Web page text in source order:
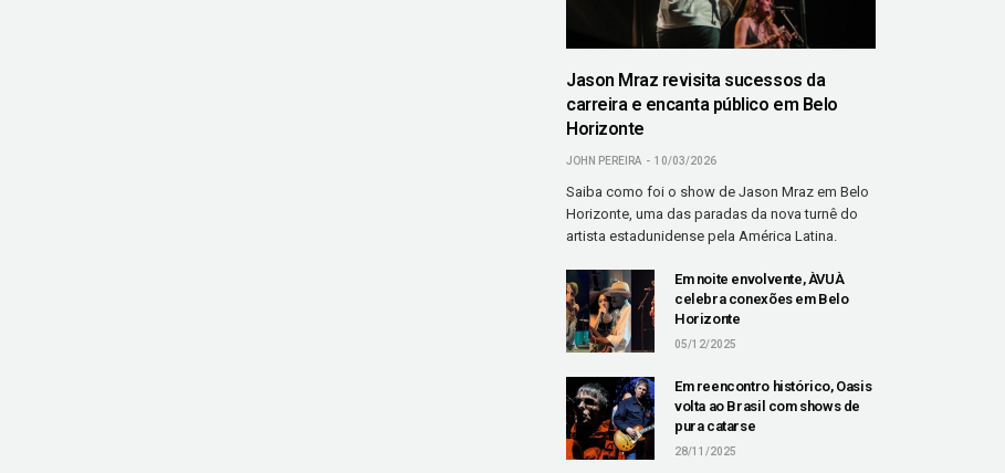
Jason Mraz revisita sucessos da
carreira e encanta público em Belo
Horizonte
JOHN PEREIRA 10/03/2026
Saiba como foi o show de Jason Mraz em Belo
Horizonte, uma das paradas da nova turnê do
artista estadunidense pela América Latina.
Em noite envolvente, ÀVUÀ
celebra conexões em Belo
Horizonte
05/12/2025
Em reencontro histórico, Oasis
volta ao Brasil com shows de
pura catarse
28/11/2025